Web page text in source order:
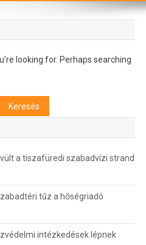
looking for. Perhaps searching
a tiszafüredi szabadvízi strand
tűz a hőségriadó
intézkedések lépnek